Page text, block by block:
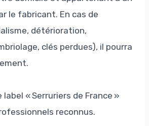
le fabricant. En cas de
détérioration,
clés perdues), il pourra
« Serruriers de France »
reconnus.